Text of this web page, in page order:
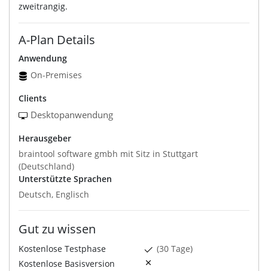
zweitrangig.
A-Plan Details
Anwendung
On-Premises
Clients
Desktopanwendung
Herausgeber
braintool software gmbh mit Sitz in Stuttgart
(Deutschland)
Unterstützte Sprachen
Deutsch, Englisch
Gut zu wissen
Kostenlose Testphase
(30 Tage)
Kostenlose Basisversion